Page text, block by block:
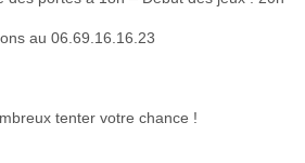
au 06.69.16.16.23
tenter votre chance !